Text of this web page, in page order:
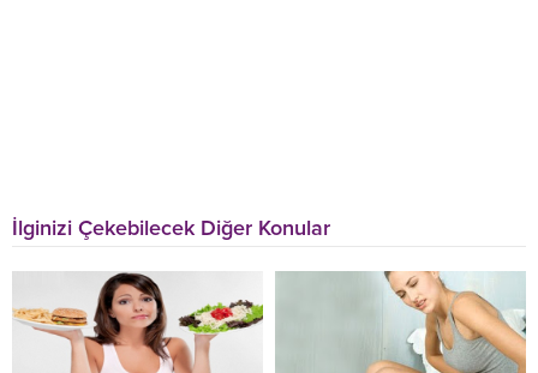
İlginizi Çekebilecek Diğer Konular